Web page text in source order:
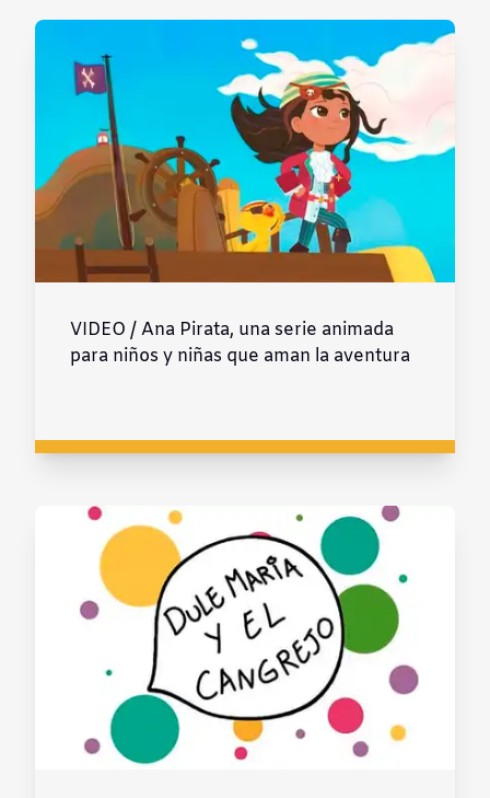
VIDEO / Ana Pirata, una serie animada
para niños y niñas que aman la aventura